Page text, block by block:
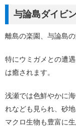
与論島ダイビ
離島の楽園、与論島
特にウミガメとの遭
は癒されます。
浅瀬では色鮮やかに
れなども見られ、砂
マクロ生物も豊富に生